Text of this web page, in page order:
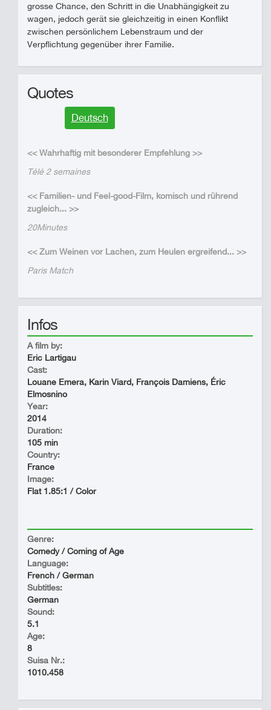
grosse Chance, den Schritt in die Unabhängigkeit zu
wagen, jedoch gerät sie gleichzeitig in einen Konflikt
zwischen persönlichem Lebenstraum und der
Verpflichtung gegenüber ihrer Familie.
Quotes
Deutsch
<< Wahrhaftig mit besonderer Empfehlung >>
Télé 2 semaines
<< Familien- und Feel-good-Film, komisch und rührend
zugleich... >>
20Minutes
<< Zum Weinen vor Lachen, zum Heulen ergreifend... >>
Paris Match
Infos
A film by:
Eric Lartigau
Cast:
Louane Emera, Karin Viard, François Damiens, Éric
Elmosnino
Year:
2014
Duration:
105 min
Country:
France
Image:
Flat 1.85:1 / Color
Genre:
Comedy / Coming of Age
Language:
French / German
Subtitles:
German
Sound:
5.1
Age:
8
Suisa Nr.:
1010.458